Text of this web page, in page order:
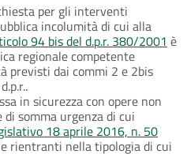
per gli interventi
incolumità di cui alla
94 bis del d.p.r. 380/2001 è
regionale competente
previsti dai commi 2 e 2bis
in sicurezza con opere non
somma urgenza di cui
18 aprile 2016, n. 50
rientranti nella tipologia di cui